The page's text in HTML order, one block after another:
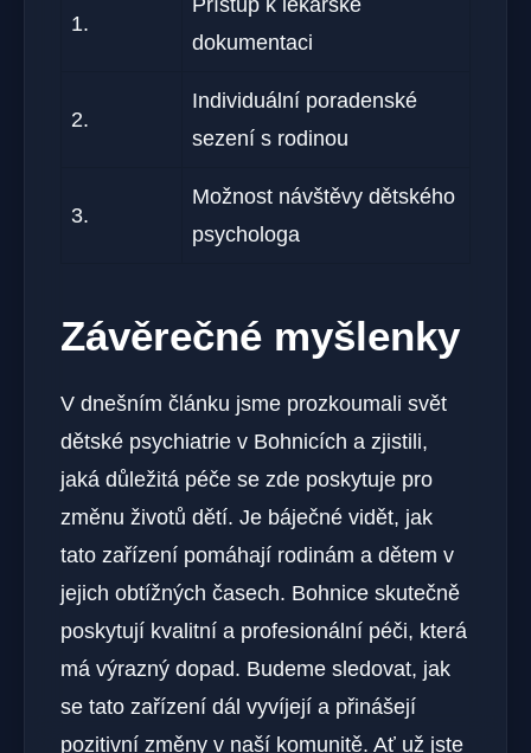
1.
Přístup k lékařské
dokumentaci
2.
Individuální poradenské
sezení s rodinou
3.
Možnost návštěvy dětského
psychologa
Závěrečné myšlenky
V dnešním článku jsme prozkoumali svět
dětské psychiatrie v Bohnicích a zjistili,
jaká důležitá péče se zde poskytuje pro
změnu životů dětí. Je báječné vidět, jak
tato zařízení pomáhají rodinám a dětem v
jejich obtížných časech. Bohnice skutečně
poskytují kvalitní a profesionální péči, která
má výrazný dopad. Budeme sledovat, jak
se tato zařízení dál vyvíjejí a přinášejí
pozitivní změny v naší komunitě. Ať už jste